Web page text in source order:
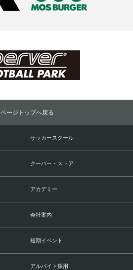
ページトップへ戻る
サッカースクール
クーバー・ストア
アカデミー
会社案内
短期イベント
アルバイト採用